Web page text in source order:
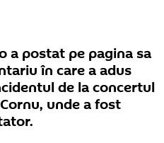
a postat pe pagina sa
în care a adus
de la concertul
unde a fost